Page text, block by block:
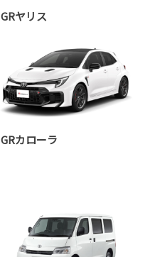
GRヤリス
GRカローラ